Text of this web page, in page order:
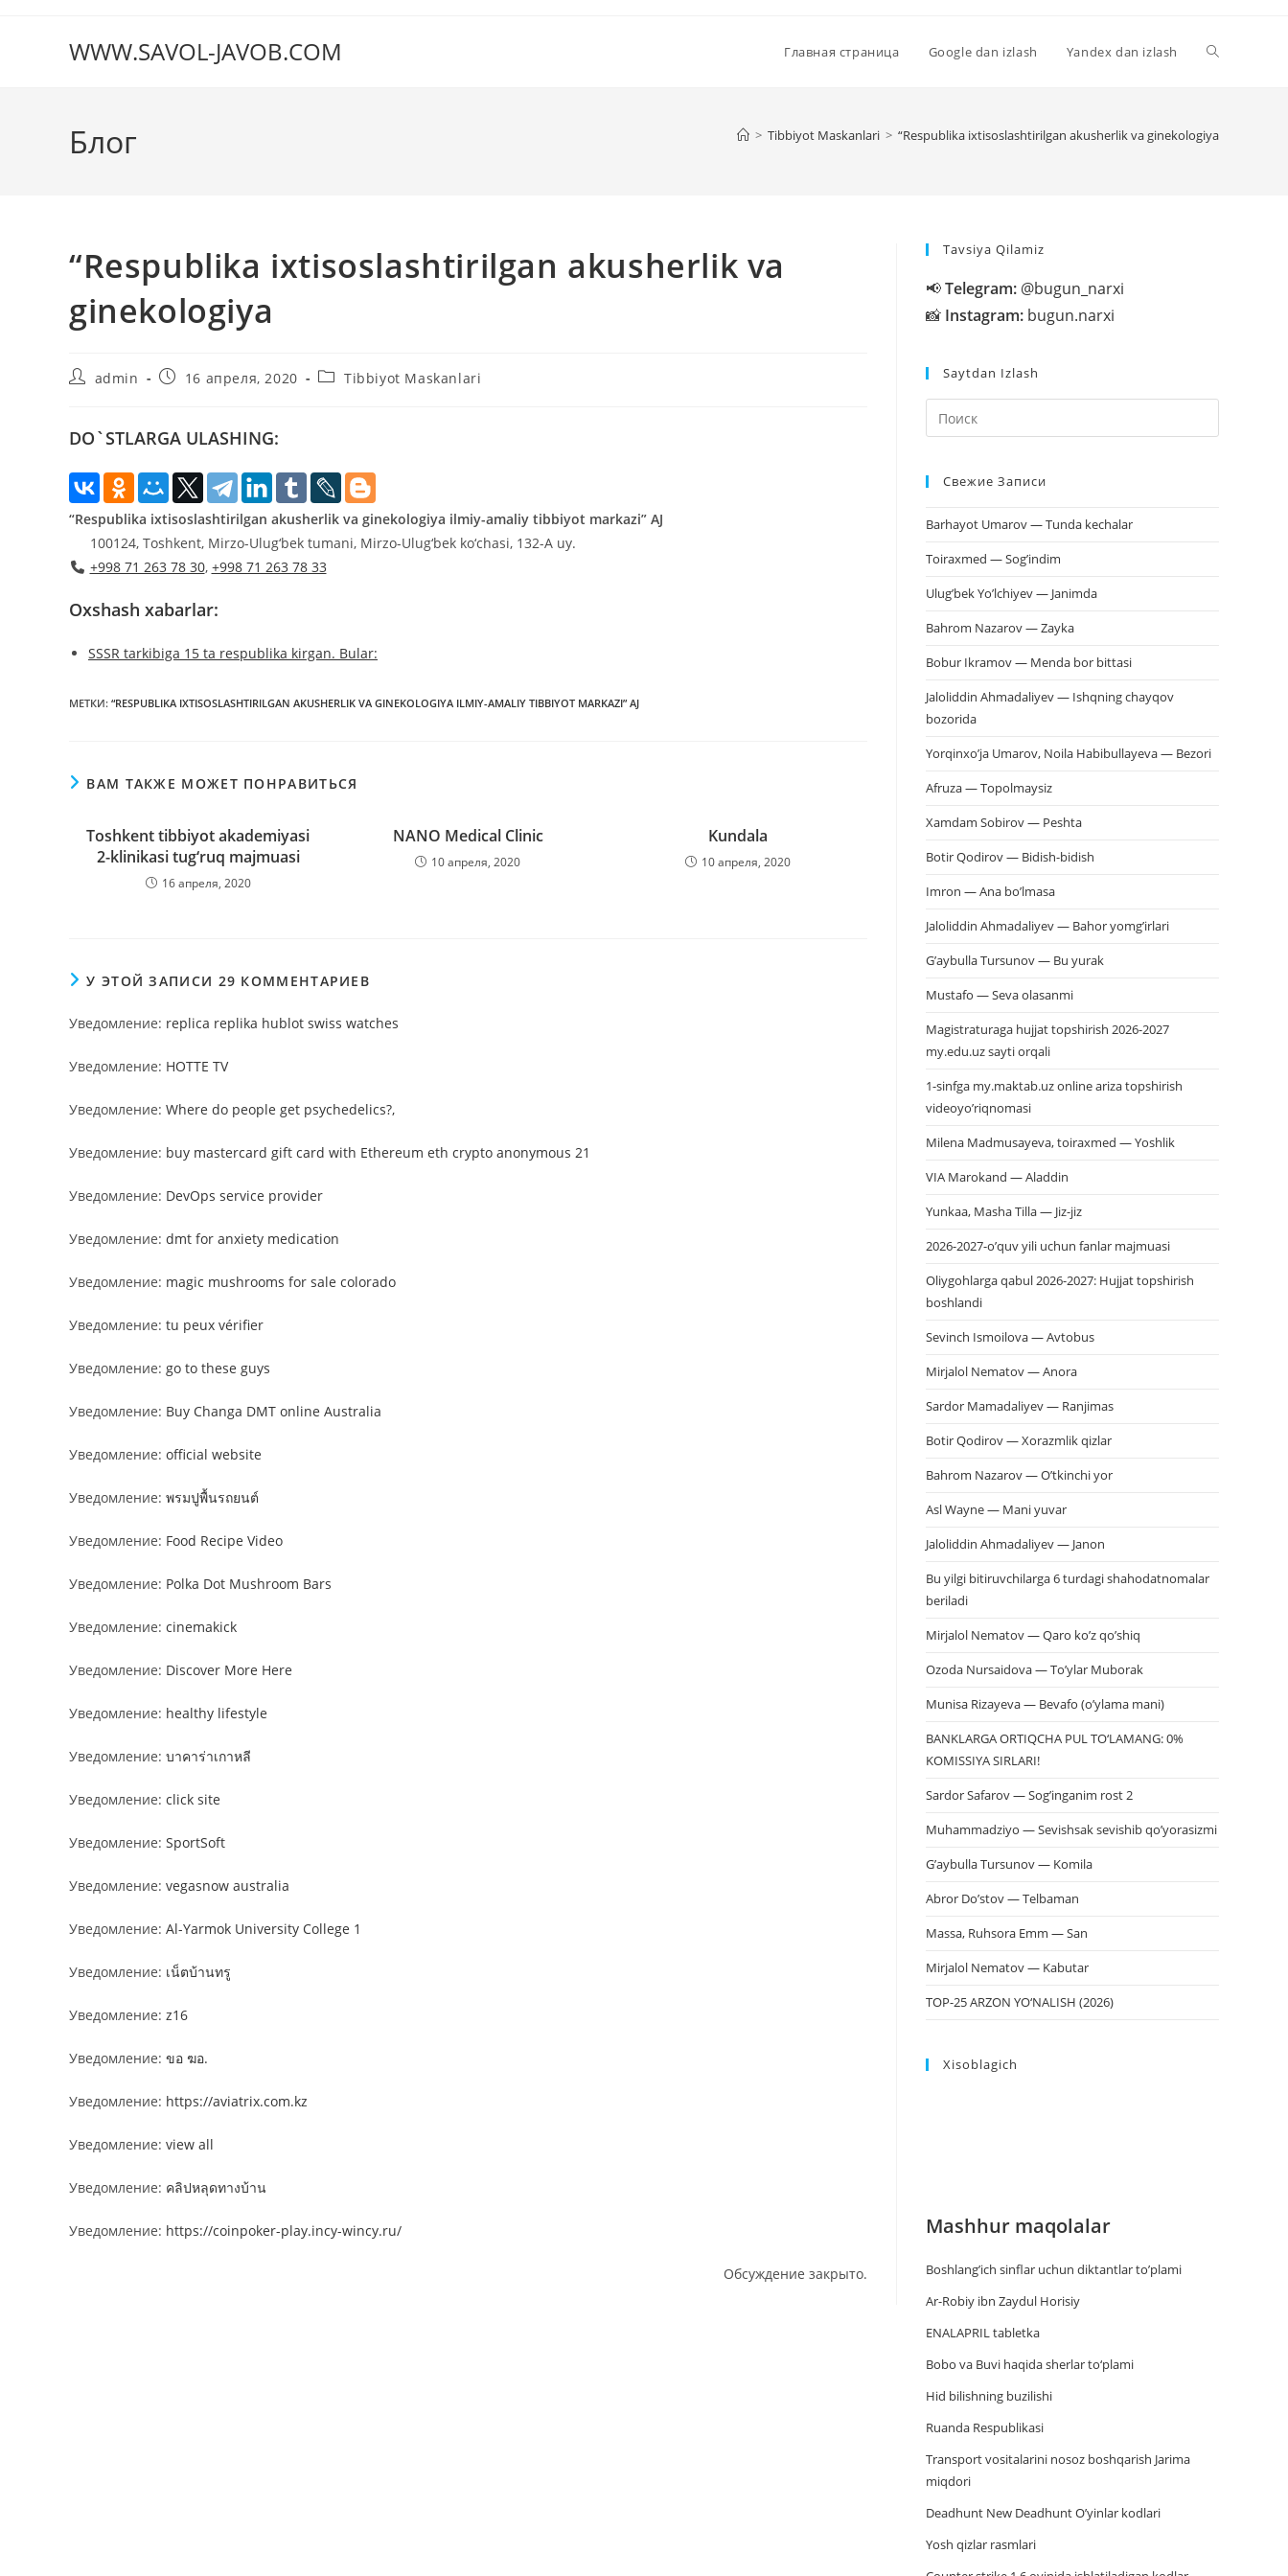
содержимомуWWW.SAVOL-JAVOB.COM Главная страница Google dan izlash Yandex dan izlash
Блог > Tibbiyot Maskanlari > “Respublika ixtisoslashtirilgan akusherlik va ginekologiya
“Respublika ixtisoslashtirilgan akusherlik va
ginekologiya
Авторadmin
Запись16 апреля, 2020
РубрикаTibbiyot Maskanlari
DO`STLARGA ULASHING:
“Respublika ixtisoslashtirilgan akusherlik va ginekologiya ilmiy-amaliy tibbiyot markazi” AJ
100124, Toshkent, Mirzo-Ulug‘bek tumani, Mirzo-Ulug‘bek ko‘chasi, 132-A uy.
+998 71 263 78 30, +998 71 263 78 33
Oxshash xabarlar:
SSSR tarkibiga 15 ta respublika kirgan. Bular:
МЕТКИ: “RESPUBLIKA IXTISOSLASHTIRILGAN AKUSHERLIK VA GINEKOLOGIYA ILMIY-AMALIY TIBBIYOT MARKAZI” AJ
ВАМ ТАКЖЕ МОЖЕТ ПОНРАВИТЬСЯ
Toshkent tibbiyot akademiyasi
2-klinikasi tug‘ruq majmuasi
16 апреля, 2020
NANO Medical Clinic
10 апреля, 2020
Kundala
10 апреля, 2020
У ЭТОЙ ЗАПИСИ 29 КОММЕНТАРИЕВ
Уведомление: replica replika hublot swiss watches
Уведомление: HOTTE TV
Уведомление: Where do people get psychedelics?,
Уведомление: buy mastercard gift card with Ethereum eth crypto anonymous 21
Уведомление: DevOps service provider
Уведомление: dmt for anxiety medication
Уведомление: magic mushrooms for sale colorado​
Уведомление: tu peux vérifier
Уведомление: go to these guys
Уведомление: Buy Changa DMT online Australia
Уведомление: official website
Уведомление: พรมปูพื้นรถยนต์
Уведомление: Food Recipe Video
Уведомление: Polka Dot Mushroom Bars
Уведомление: cinemakick
Уведомление: Discover More Here
Уведомление: healthy lifestyle
Уведомление: บาคาร่าเกาหลี
Уведомление: click site
Уведомление: SportSoft
Уведомление: vegasnow australia
Уведомление: Al-Yarmok University College 1
Уведомление: เน็ตบ้านทรู
Уведомление: z16
Уведомление: ขอ ฆอ.
Уведомление: https://aviatrix.com.kz
Уведомление: view all
Уведомление: คลิปหลุดทางบ้าน
Уведомление: https://coinpoker-play.incy-wincy.ru/
Обсуждение закрыто.
Tavsiya Qilamiz
📢Telegram: @bugun_narxi
📸 Instagram: bugun.narxi
Saytdan Izlash
клавишу
Свежие Записи
Barhayot Umarov — Tunda kechalar
Toiraxmed — Sog’indim
Ulug’bek Yo’lchiyev — Janimda
Bahrom Nazarov — Zayka
Bobur Ikramov — Menda bor bittasi
Jaloliddin Ahmadaliyev — Ishqning chayqov
bozorida
Yorqinxo’ja Umarov, Noila Habibullayeva — Bezori
Afruza — Topolmaysiz
Xamdam Sobirov — Peshta
Botir Qodirov — Bidish-bidish
Imron — Ana bo’lmasa
Jaloliddin Ahmadaliyev — Bahor yomg’irlari
G’aybulla Tursunov — Bu yurak
Mustafo — Seva olasanmi
Magistraturaga hujjat topshirish 2026-2027
my.edu.uz sayti orqali
1-sinfga my.maktab.uz online ariza topshirish
videoyo’riqnomasi
Milena Madmusayeva, toiraxmed — Yoshlik
VIA Marokand — Aladdin
Yunkaa, Masha Tilla — Jiz-jiz
2026-2027-o’quv yili uchun fanlar majmuasi
Oliygohlarga qabul 2026-2027: Hujjat topshirish
boshlandi
Sevinch Ismoilova — Avtobus
Mirjalol Nematov — Anora
Sardor Mamadaliyev — Ranjimas
Botir Qodirov — Xorazmlik qizlar
Bahrom Nazarov — O’tkinchi yor
Asl Wayne — Mani yuvar
Jaloliddin Ahmadaliyev — Janon
Bu yilgi bitiruvchilarga 6 turdagi shahodatnomalar
beriladi
Mirjalol Nematov — Qaro ko’z qo’shiq
Ozoda Nursaidova — To’ylar Muborak
Munisa Rizayeva — Bevafo (o’ylama mani)
BANKLARGA ORTIQCHA PUL TO‘LAMANG: 0%
KOMISSIYA SIRLARI!
Sardor Safarov — Sog’inganim rost 2
Muhammadziyo — Sevishsak sevishib qo’yorasizmi
G’aybulla Tursunov — Komila
Abror Do’stov — Telbaman
Massa, Ruhsora Emm — San
Mirjalol Nematov — Kabutar
TOP-25 ARZON YO‘NALISH (2026)
Xisoblagich
Mashhur maqolalar
Boshlang’ich sinflar uchun diktantlar to’plami
Ar-Robiy ibn Zaydul Horisiy
ENALAPRIL tabletka
Bobo va Buvi haqida sherlar to‘plami
Hid bilishning buzilishi
Ruanda Respublikasi
Trаnsport vositаlаrini nosoz boshqаrish Jаrimа
miqdori
Deadhunt New Deadhunt O’yinlar kodlari
Yosh qizlar rasmlari